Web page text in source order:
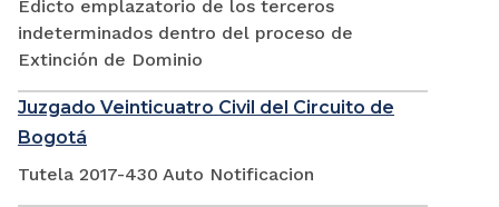
Edicto emplazatorio de los terceros
indeterminados dentro del proceso de
Extinción de Dominio
Juzgado Veinticuatro Civil del Circuito de
Bogotá
Tutela 2017-430 Auto Notificacion